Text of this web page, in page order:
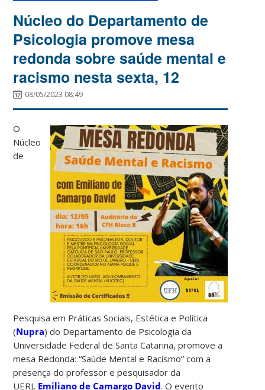
Núcleo do Departamento de
Psicologia promove mesa
redonda sobre saúde mental e
racismo nesta sexta, 12
08/05/2023 08:49
O
Núcleo
de
Pesquisa em Práticas Sociais, Estética e Política
(Nupra) do Departamento de Psicologia da
Universidade Federal de Santa Catarina, promove a
mesa Redonda: “Saúde Mental e Racismo” com a
presença do professor e pesquisador da
UERJ, Emiliano de Camargo David. O evento